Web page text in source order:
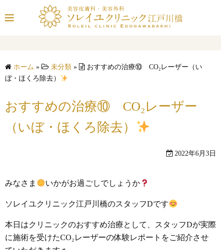
ン
へ
ス
ッ
ホーム » 未分類 »
おすすめの治療⑩ CO₂レーザー（い
ぼ・ほくろ除去）
おすすめの治療⑩ CO₂レーザー
（いぼ・ほくろ除去）
2022年6月3日
みなさま いかがお過ごしでしょうか
ソレイユクリニック江戸川橋のスタッフDです
本日はクリニックのおすすめ治療として、スタッフDが実際
に施術を受けたCO₂レーザーの体験レポートをご紹介させ